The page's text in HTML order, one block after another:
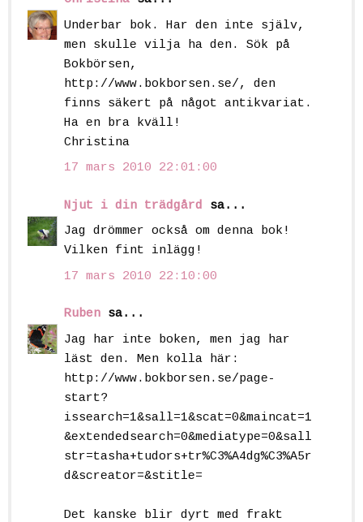
Underbar bok. Har den inte själv,
men skulle vilja ha den. Sök på
Bokbörsen,
http://www.bokborsen.se/, den
finns säkert på något antikvariat.
Ha en bra kväll!
Christina
17 mars 2010 22:01:00
Njut i din trädgård sa...
Jag drömmer också om denna bok!
Vilken fint inlägg!
17 mars 2010 22:10:00
Ruben sa...
Jag har inte boken, men jag har
läst den. Men kolla här:
http://www.bokborsen.se/page-
start?
issearch=1&sall=1&scat=0&maincat=1
&extendedsearch=0&mediatype=0&sall
str=tasha+tudors+tr%C3%A4dg%C3%A5r
d&screator=&stitle=
Det kanske blir dyrt med frakt